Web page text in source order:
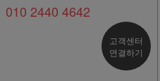
010 2440 4642
고객센터
연결하기